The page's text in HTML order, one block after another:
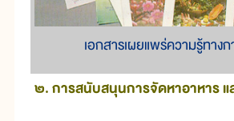
เอกสารเผยแพร่ความรู้ทาง
๒. การสนับสนุนการจัดหาอาหาร แ